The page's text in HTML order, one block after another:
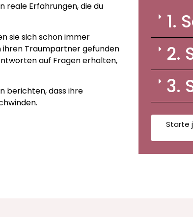
reale Erfahrungen, die du
sie sich schon immer
ihren Traumpartner gefunden
auf Fragen erhalten,
berichten, dass ihre
1.
2.
3.
Starte